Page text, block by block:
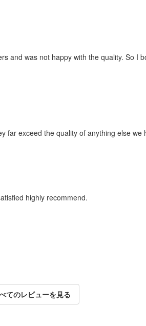
and was not happy with the quality. So I
far exceed the quality of anything else we
highly recommend.
てのレビューを見る